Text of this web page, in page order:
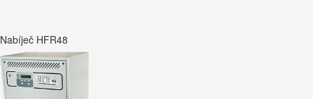
Nabíječ HFR48